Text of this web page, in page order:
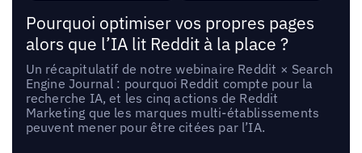
Pourquoi optimiser vos propres pages
alors que l’IA lit Reddit à la place ?
Un récapitulatif de notre webinaire Reddit × Search
Engine Journal : pourquoi Reddit compte pour la
recherche IA, et les cinq actions de Reddit
Marketing que les marques multi-établissements
peuvent mener pour être citées par l’IA.